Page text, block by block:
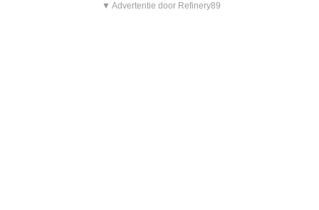
▼ Advertentie door Refinery89